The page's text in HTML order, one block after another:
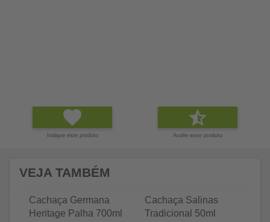
Indique este produto Avalie esse produto
VEJA TAMBÉM
Cachaça Germana
Heritage Palha 700ml
Cachaça Salinas
Tradicional 50ml